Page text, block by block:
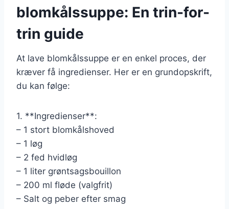
blomkålssuppe: En trin-for-
trin guide
At lave blomkålssuppe er en enkel proces, der
kræver få ingredienser. Her er en grundopskrift,
du kan følge:
1. **Ingredienser**:
– 1 stort blomkålshoved
– 1 løg
– 2 fed hvidløg
– 1 liter grøntsagsbouillon
– 200 ml fløde (valgfrit)
– Salt og peber efter smag